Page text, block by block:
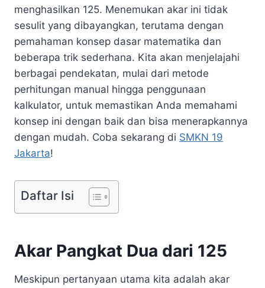
menghasilkan 125. Menemukan akar ini tidak
sesulit yang dibayangkan, terutama dengan
pemahaman konsep dasar matematika dan
beberapa trik sederhana. Kita akan menjelajahi
berbagai pendekatan, mulai dari metode
perhitungan manual hingga penggunaan
kalkulator, untuk memastikan Anda memahami
konsep ini dengan baik dan bisa menerapkannya
dengan mudah. Coba sekarang di SMKN 19
Jakarta!
Daftar Isi
Akar Pangkat Dua dari 125
Meskipun pertanyaan utama kita adalah akar